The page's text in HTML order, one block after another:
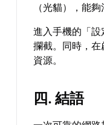
（光貓），能
進入手機的「
攔截。同時，
資源。
四. 結語